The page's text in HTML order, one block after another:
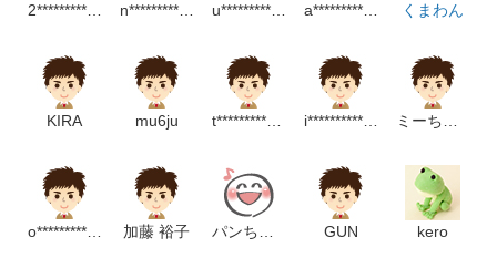
2********************p n***********************m u************************m a*******************p くまわん
KIRA mu6ju t********************m i*************************m ミーちゃん
o***********************m 加藤 裕子 パンちゃん GUN kero